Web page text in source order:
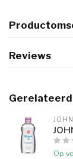
Reviews
Op